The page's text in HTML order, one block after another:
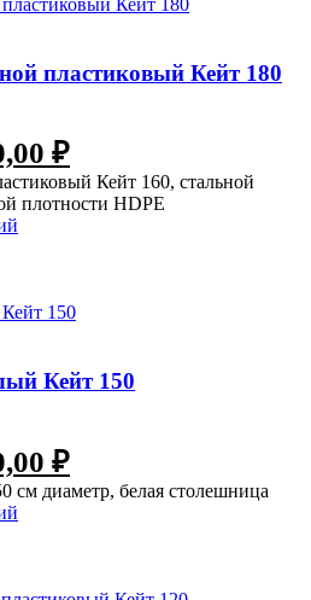
пластиковый Кейт 180
₽
Кейт 160, стальной
плотности HDPE
Кейт 150
₽
см диаметр, белая столешница